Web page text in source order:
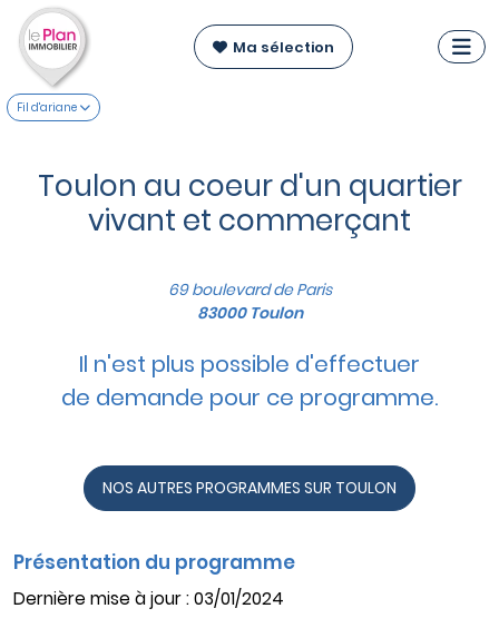
Ma sélection
Fil d'ariane
Toulon au coeur d'un quartier
vivant et commerçant
69 boulevard de Paris
83000 Toulon
Il n'est plus possible d'effectuer
de demande pour ce programme.
NOS AUTRES PROGRAMMES SUR TOULON
Présentation du programme
Dernière mise à jour : 03/01/2024